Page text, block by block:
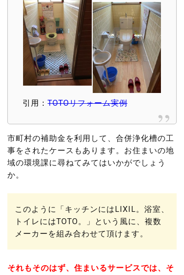
引用： TOTOリフォーム実例
市町村の補助金を利用して、合併浄化槽の工
事をされたケースもあります。お住まいの地
域の環境課に尋ねてみてはいかがでしょう
か。
このように「キッチンにはLIXIL。浴室、
トイレにはTOTO。」という風に、複数
メーカーを組み合わせて頂けます。
それもそのはず、住まいるサービスでは、そ